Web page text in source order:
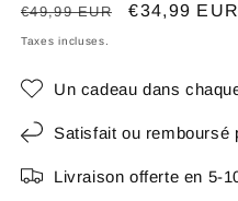
Prix
habituel
€49,99 EUR
Prix
€34,99 EUR
Taxes incluses.
Un cadeau dans
Satisfait ou remboursé
Livraison offerte en 5-